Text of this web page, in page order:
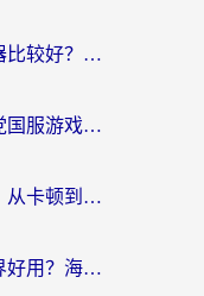
英国玩双生视界用什么加速器比较好？海外党亲测有效的国服游戏加速方案
泰国怎么玩傲世西游？海外党国服游戏加速终极攻略（附光明大陆量子特攻实测）
国外光明大陆加速器怎么选？从卡顿到丝滑的终极指南（含德国玩走开外星人墨西哥玩俄罗斯方块技巧）
在国外什么加速器玩双生视界好用？海外党亲测不踩坑的终极指南